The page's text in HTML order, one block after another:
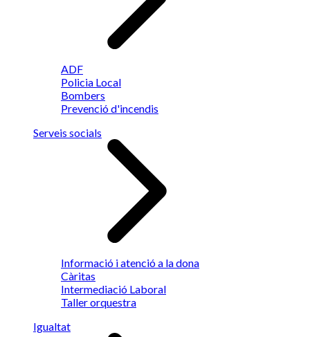
ADF
Policia Local
Bombers
Prevenció d'incendis
Serveis socials
Informació i atenció a la dona
Càritas
Intermediació Laboral
Taller orquestra
Igualtat